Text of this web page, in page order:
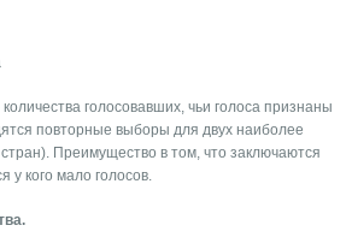
голосовавших, чьи голоса признаны
повторные выборы для двух наиболее
Преимущество в том, что заключаются
у кого мало голосов.